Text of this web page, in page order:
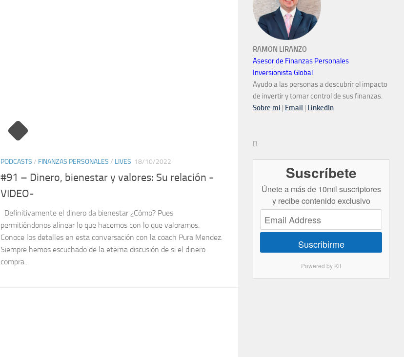
PODCASTS / FINANZAS PERSONALES / LIVES 18/10/2022
#91 – Dinero, bienestar y valores: Su relación -
VIDEO-
Definitivamente el dinero da bienestar ¿Cómo? Pues
permitiéndonos alinear lo que hacemos con lo que valoramos.
Conoce los detalles en esta conversación con la coach Pura Mendez.
Siempre hemos escuchado de la eterna discusión de si el dinero
compra...
RAMON LIRANZO
Asesor de Finanzas Personales
Inversionista Global
Ayudo a las personas a descubrir el impacto
de invertir y tomar control de sus finanzas.
Sobre mi | Email | LinkedIn

Suscríbete
Únete a más de 10mil suscriptores
y recibe contenido exclusivo
Suscribirme
Powered by Kit